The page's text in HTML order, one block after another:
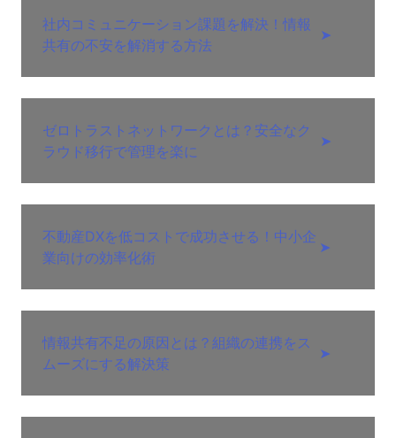
社内コミュニケーション課題を解決！情報
共有の不安を解消する方法
➤
ゼロトラストネットワークとは？安全なク
ラウド移行で管理を楽に
➤
不動産DXを低コストで成功させる！中小企
業向けの効率化術
➤
情報共有不足の原因とは？組織の連携をス
ムーズにする解決策
➤